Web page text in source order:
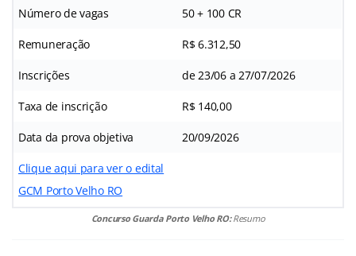
Número de vagas 50 + 100 CR
Remuneração R$ 6.312,50
Inscrições de 23/06 a 27/07/2026
Taxa de inscrição R$ 140,00
Data da prova objetiva 20/09/2026
Clique aqui para ver o edital
GCM Porto Velho RO
Concurso Guarda Porto Velho RO:Resumo